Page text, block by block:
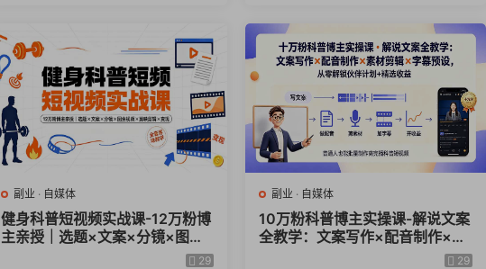
副业· 自媒体
健身科普短视频实战课-12万粉博
主亲授｜选题×文案×分镜×图生
视频×剪映剪辑×变现，全套落地
29
副业 · 自媒体
10万粉科普博主实操课-解说文案
全教学：文案写作×配音制作×素
材剪辑×字幕预设，从零解锁伙伴
29